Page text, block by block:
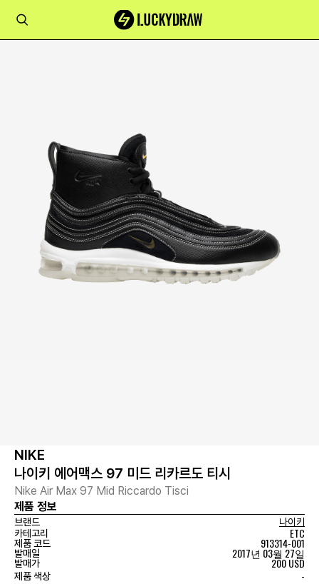
NIKE
나이키 에어맥스 97 미드 리카르도 티시
Nike Air Max 97 Mid Riccardo Tisci
제품 정보
브랜드
나이키
카테고리
ETC
제품 코드 913314-001
발매일 2017년 03월 27일
발매가 200 USD
제품 색상 -